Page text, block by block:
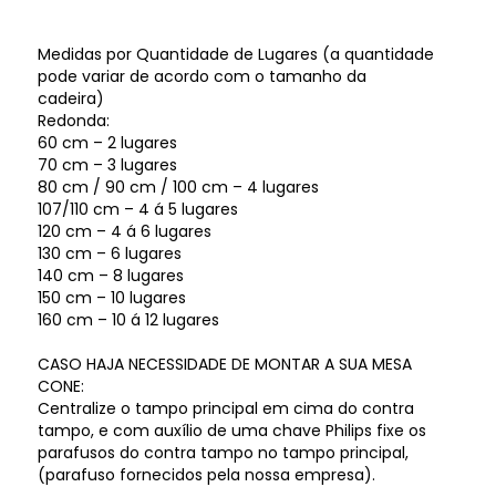
Medidas por Quantidade de Lugares (a quantidade
pode variar de acordo com o tamanho da
cadeira)
Redonda:
60 cm – 2 lugares
70 cm – 3 lugares
80 cm / 90 cm / 100 cm – 4 lugares
107/110 cm – 4 á 5 lugares
120 cm – 4 á 6 lugares
130 cm – 6 lugares
140 cm – 8 lugares
150 cm – 10 lugares
160 cm – 10 á 12 lugares
CASO HAJA NECESSIDADE DE MONTAR A SUA MESA
CONE:
Centralize o tampo principal em cima do contra
tampo, e com auxílio de uma chave Philips fixe os
parafusos do contra tampo no tampo principal,
(parafuso fornecidos pela nossa empresa).